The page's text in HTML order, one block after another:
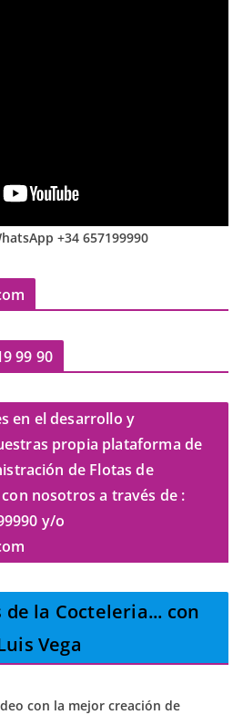
+34 657199990
99 90
en el desarrollo y
propia plataforma de
de Flotas de
nosotros a través de :
y/o
la Cocteleria... con
Vega
con la mejor creación de